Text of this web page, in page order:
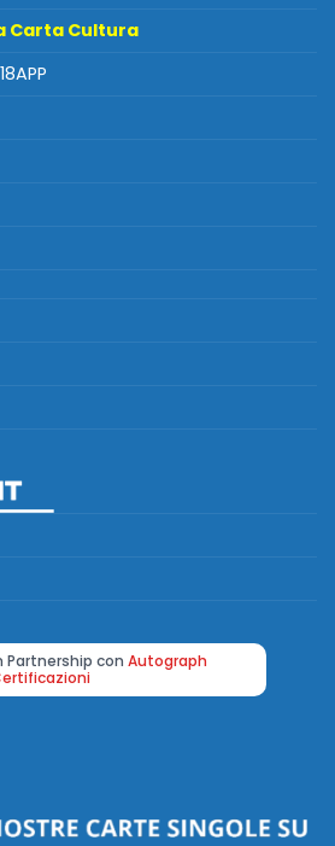
Carta Cultura
Partnership con Autograph